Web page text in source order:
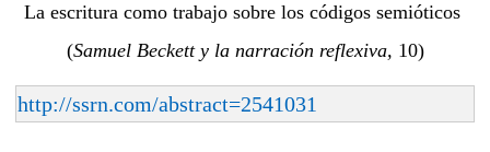
La escritura como trabajo sobre los códigos semióticos
(Samuel Beckett y la narración reflexiva, 10)
http://ssrn.com/abstract=2541031